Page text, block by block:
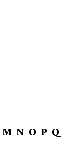
M N O P Q